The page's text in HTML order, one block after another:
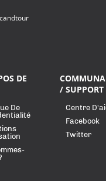
DE
De
/ SUPPORT
Centre
Facebook
Twitter